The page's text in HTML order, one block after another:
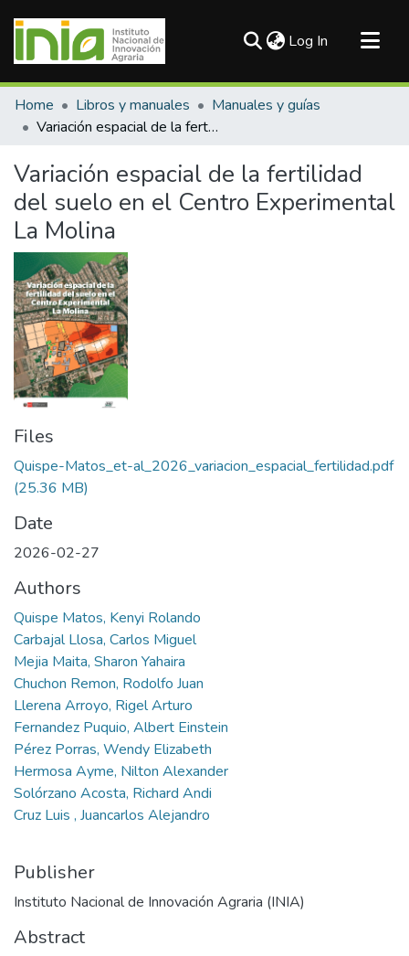
Log In (current)
Communities & Collections
All of DSpace
Home Libros y manuales
Manuales y guías
Variación espacial de la fertilidad del suelo en el Centro Experimental La Molina
Variación espacial de la fertilidad
del suelo en el Centro Experimental
La Molina
Files
Quispe-Matos_et-al_2026_variacion_espacial_fertilidad.pdf
(25.36 MB)
Date
2026-02-27
Authors
Quispe Matos, Kenyi Rolando
Carbajal Llosa, Carlos Miguel
Mejia Maita, Sharon Yahaira
Chuchon Remon, Rodolfo Juan
Llerena Arroyo, Rigel Arturo
Fernandez Puquio, Albert Einstein
Pérez Porras, Wendy Elizabeth
Hermosa Ayme, Nilton Alexander
Solórzano Acosta, Richard Andi
Cruz Luis , Juancarlos Alejandro
Publisher
Instituto Nacional de Innovación Agraria (INIA)
Abstract